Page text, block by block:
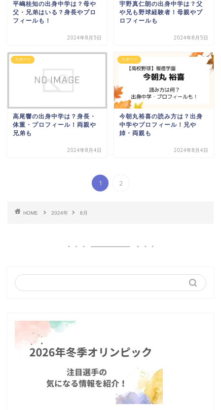
平嶋桂知の出身中学は？母や
父・兄弟はいる？身長やプロ
フィールも！
2024年8月5日
宇野真仁朗の出身中学は？父
や兄も野球経験者！母親やプ
ロフィールも
2024年8月5日
スポーツ
高尾響の出身中学は？身長・
体重・プロフィール！両親や
兄弟も
2024年8月4日
スポーツ
今朝丸裕喜の読み方は？出身
中学やプロフィール！兄や
姉・両親も
2024年8月4日
1 2
HOME 2024年 8月